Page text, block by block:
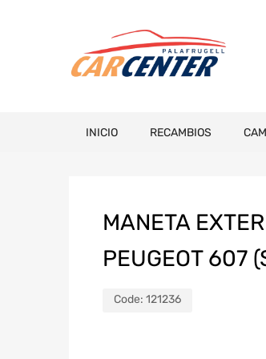
INICIO RECAMBIOS
MANETA
PEUGEOT 607
Code: 121236